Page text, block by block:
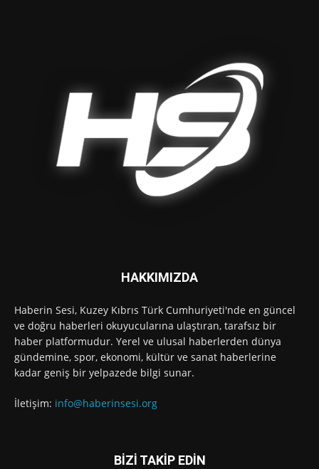
HAKKIMIZDA
Haberin Sesi, Kuzey Kıbrıs Türk Cumhuriyeti'nde en güncel
ve doğru haberleri okuyucularına ulaştıran, tarafsız bir
haber platformudur. Yerel ve ulusal haberlerden dünya
gündemine, spor, ekonomi, kültür ve sanat haberlerine
kadar geniş bir yelpazede bilgi sunar.
İletişim: info@haberinsesi.org
BİZİ TAKİP EDİN